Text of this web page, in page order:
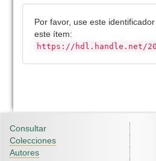
Por favor, use este
este ítem:
https://hdl.handle.net/
Consultar
Colecciones
Autores